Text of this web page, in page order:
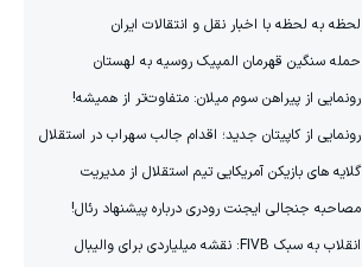
لحظه به لحظه با اخبار نقل و انتقالات ایران
حمله سنگین قهرمان المپیک روسیه به لهستان
رونمایی از پیراهن سوم میلان: متفاوت‌تر از همیشه!
رونمایی از کاپیتان جدید؛ اقدام جالب سهراب در استقلال
گلایه های بازیکن آمریکایی تیم استقلال از مدیریت
مصاحبه جنجالی ایجنت رودری درباره پیشنهاد رئال!
انقلاب به سبک FIVB: نقشه میلیاردی برای والیبال